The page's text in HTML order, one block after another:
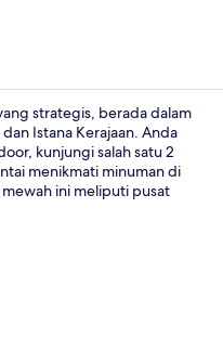
strategis, berada dalam
Istana Kerajaan. Anda
kunjungi salah satu 2
menikmati minuman di
ini meliputi pusat